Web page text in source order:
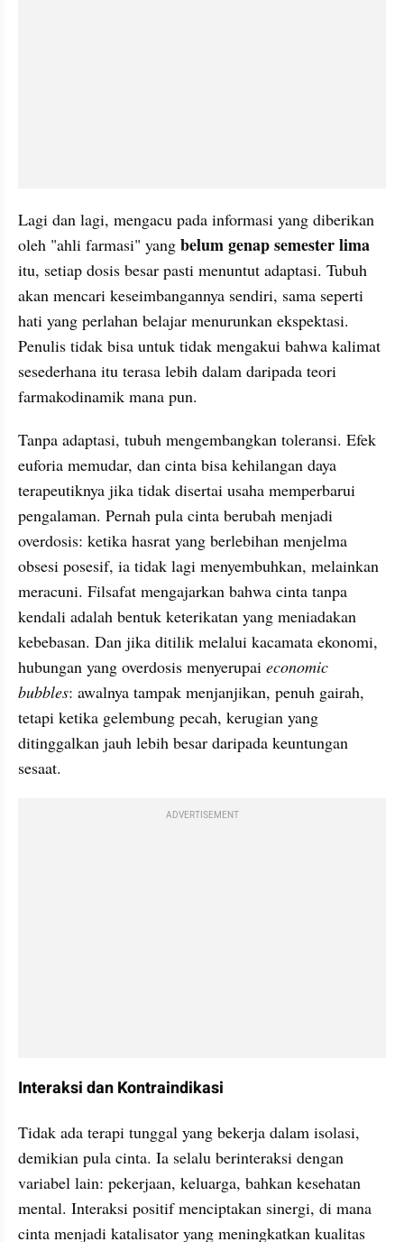
Lagi dan lagi, mengacu pada informasi yang diberikan
oleh "ahli farmasi" yang belum genap semester lima
itu, setiap dosis besar pasti menuntut adaptasi. Tubuh
akan mencari keseimbangannya sendiri, sama seperti
hati yang perlahan belajar menurunkan ekspektasi.
Penulis tidak bisa untuk tidak mengakui bahwa kalimat
sesederhana itu terasa lebih dalam daripada teori
farmakodinamik mana pun.
Tanpa adaptasi, tubuh mengembangkan toleransi. Efek
euforia memudar, dan cinta bisa kehilangan daya
terapeutiknya jika tidak disertai usaha memperbarui
pengalaman. Pernah pula cinta berubah menjadi
overdosis: ketika hasrat yang berlebihan menjelma
obsesi posesif, ia tidak lagi menyembuhkan, melainkan
meracuni. Filsafat mengajarkan bahwa cinta tanpa
kendali adalah bentuk keterikatan yang meniadakan
kebebasan. Dan jika ditilik melalui kacamata ekonomi,
hubungan yang overdosis menyerupai economic
bubbles: awalnya tampak menjanjikan, penuh gairah,
tetapi ketika gelembung pecah, kerugian yang
ditinggalkan jauh lebih besar daripada keuntungan
sesaat.
ADVERTISEMENT
Interaksi dan Kontraindikasi
Tidak ada terapi tunggal yang bekerja dalam isolasi,
demikian pula cinta. Ia selalu berinteraksi dengan
variabel lain: pekerjaan, keluarga, bahkan kesehatan
mental. Interaksi positif menciptakan sinergi, di mana
cinta menjadi katalisator yang meningkatkan kualitas